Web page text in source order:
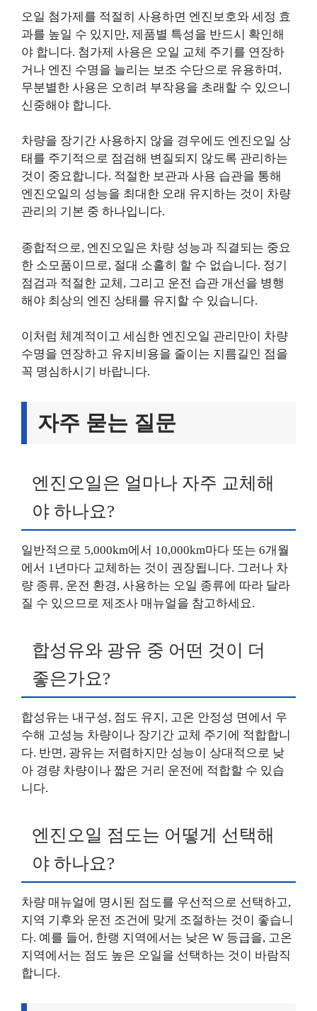
오일 첨가제를 적절히 사용하면 엔진보호와 세정 효
과를 높일 수 있지만, 제품별 특성을 반드시 확인해
야 합니다. 첨가제 사용은 오일 교체 주기를 연장하
거나 엔진 수명을 늘리는 보조 수단으로 유용하며,
무분별한 사용은 오히려 부작용을 초래할 수 있으니
신중해야 합니다.
차량을 장기간 사용하지 않을 경우에도 엔진오일 상
태를 주기적으로 점검해 변질되지 않도록 관리하는
것이 중요합니다. 적절한 보관과 사용 습관을 통해
엔진오일의 성능을 최대한 오래 유지하는 것이 차량
관리의 기본 중 하나입니다.
종합적으로, 엔진오일은 차량 성능과 직결되는 중요
한 소모품이므로, 절대 소홀히 할 수 없습니다. 정기
점검과 적절한 교체, 그리고 운전 습관 개선을 병행
해야 최상의 엔진 상태를 유지할 수 있습니다.
이처럼 체계적이고 세심한 엔진오일 관리만이 차량
수명을 연장하고 유지비용을 줄이는 지름길인 점을
꼭 명심하시기 바랍니다.
자주 묻는 질문
엔진오일은 얼마나 자주 교체해
야 하나요?
일반적으로 5,000km에서 10,000km마다 또는 6개월
에서 1년마다 교체하는 것이 권장됩니다. 그러나 차
량 종류, 운전 환경, 사용하는 오일 종류에 따라 달라
질 수 있으므로 제조사 매뉴얼을 참고하세요.
합성유와 광유 중 어떤 것이 더
좋은가요?
합성유는 내구성, 점도 유지, 고온 안정성 면에서 우
수해 고성능 차량이나 장기간 교체 주기에 적합합니
다. 반면, 광유는 저렴하지만 성능이 상대적으로 낮
아 경량 차량이나 짧은 거리 운전에 적합할 수 있습
니다.
엔진오일 점도는 어떻게 선택해
야 하나요?
차량 매뉴얼에 명시된 점도를 우선적으로 선택하고,
지역 기후와 운전 조건에 맞게 조절하는 것이 좋습니
다. 예를 들어, 한랭 지역에서는 낮은 W 등급을, 고온
지역에서는 점도 높은 오일을 선택하는 것이 바람직
합니다.